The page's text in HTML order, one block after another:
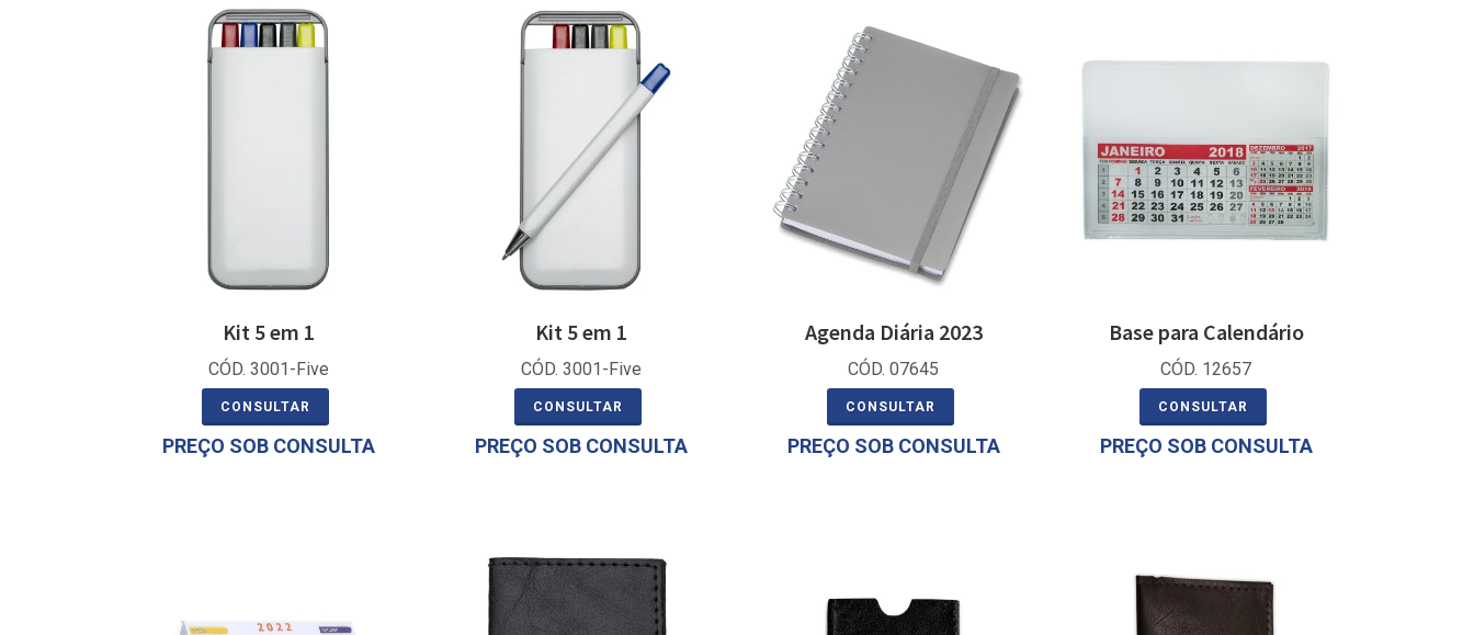
Kit 5 em 1
CÓD. 3001-Five
CONSULTAR
PREÇO SOB CONSULTA
Kit 5 em 1
CÓD. 3001-Five
CONSULTAR
PREÇO SOB CONSULTA
Agenda Diária 2023
CÓD. 07645
CONSULTAR
PREÇO SOB CONSULTA
Base para Calendário
CÓD. 12657
CONSULTAR
PREÇO SOB CONSULTA